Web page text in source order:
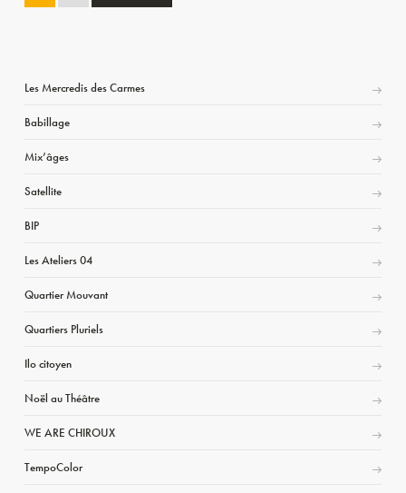
Les Mercredis des Carmes
Babillage
Mix’âges
Satellite
BIP
Les Ateliers 04
Quartier Mouvant
Quartiers Pluriels
Ilo citoyen
Noël au Théâtre
WE ARE CHIROUX
TempoColor